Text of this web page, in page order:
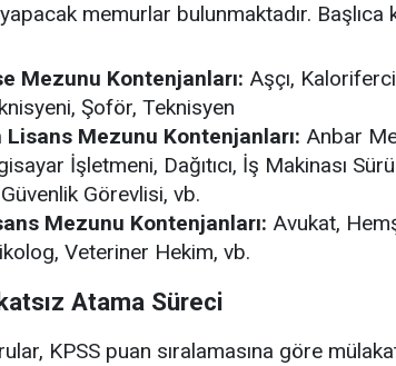
memurlar bulunmaktadır. Başlıca
Mezunu Kontenjanları: Aşçı,
Şoför, Teknisyen
Lisans Mezunu Kontenjanları: Anbar
İşletmeni, Dağıtıcı, İş Makinası
Görevlisi, vb.
Mezunu Kontenjanları: Avukat,
Veteriner Hekim, vb.
Atama Süreci
KPSS puan sıralamasına göre